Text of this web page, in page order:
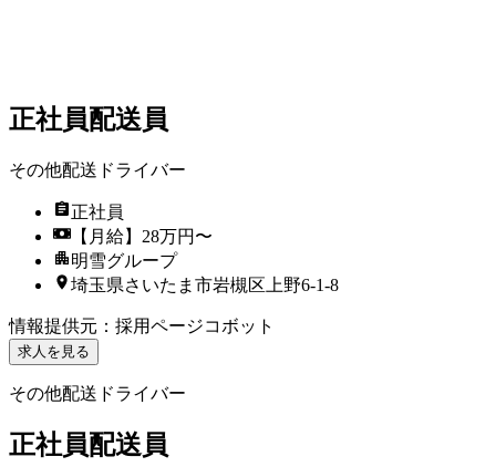
正社員配送員
その他配送ドライバー
正社員
【月給】28万円〜
明雪グループ
埼玉県さいたま市岩槻区上野6-1-8
情報提供元 ： 採用ページコボット
求人を見る
その他配送ドライバー
正社員配送員